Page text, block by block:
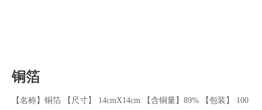
铜箔
【名称】铜箔 【尺寸】 14cmX14cm 【含铜量】89% 【包装】 100